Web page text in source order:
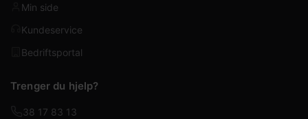
Min side
Kundeservice
Bedriftsportal
Trenger du hjelp?
38 17 83 13